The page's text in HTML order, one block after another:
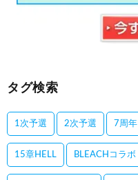
タグ検索
1次予選 2次予選 7周年
15章HELL BLEACHコラボ